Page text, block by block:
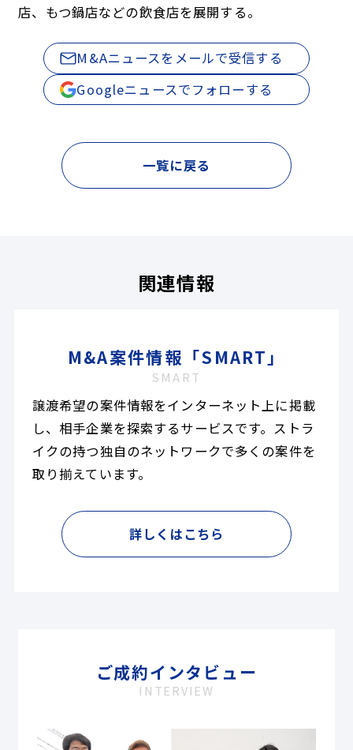
店、もつ鍋店などの飲食店を展開する。
M&Aニュースをメールで受信する
Googleニュースでフォローする
一覧に戻る
関連情報
M&A案件情報「SMART」
SMART
譲渡希望の案件情報をインターネット上に掲載
し、相手企業を探索するサービスです。ストラ
イクの持つ独自のネットワークで多くの案件を
取り揃えています。
詳しくはこちら
ご成約インタビュー
INTERVIEW